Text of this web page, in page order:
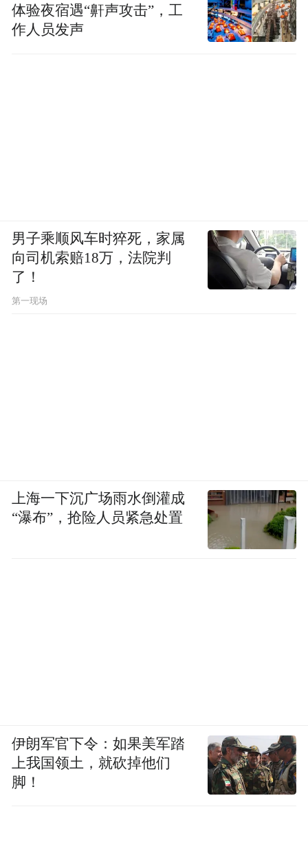
体验夜宿遇“鼾声攻击”，工
作人员发声
男子乘顺风车时猝死，家属
向司机索赔18万，法院判
了！
第一现场
上海一下沉广场雨水倒灌成
“瀑布”，抢险人员紧急处置
伊朗军官下令：如果美军踏
上我国领土，就砍掉他们
脚！